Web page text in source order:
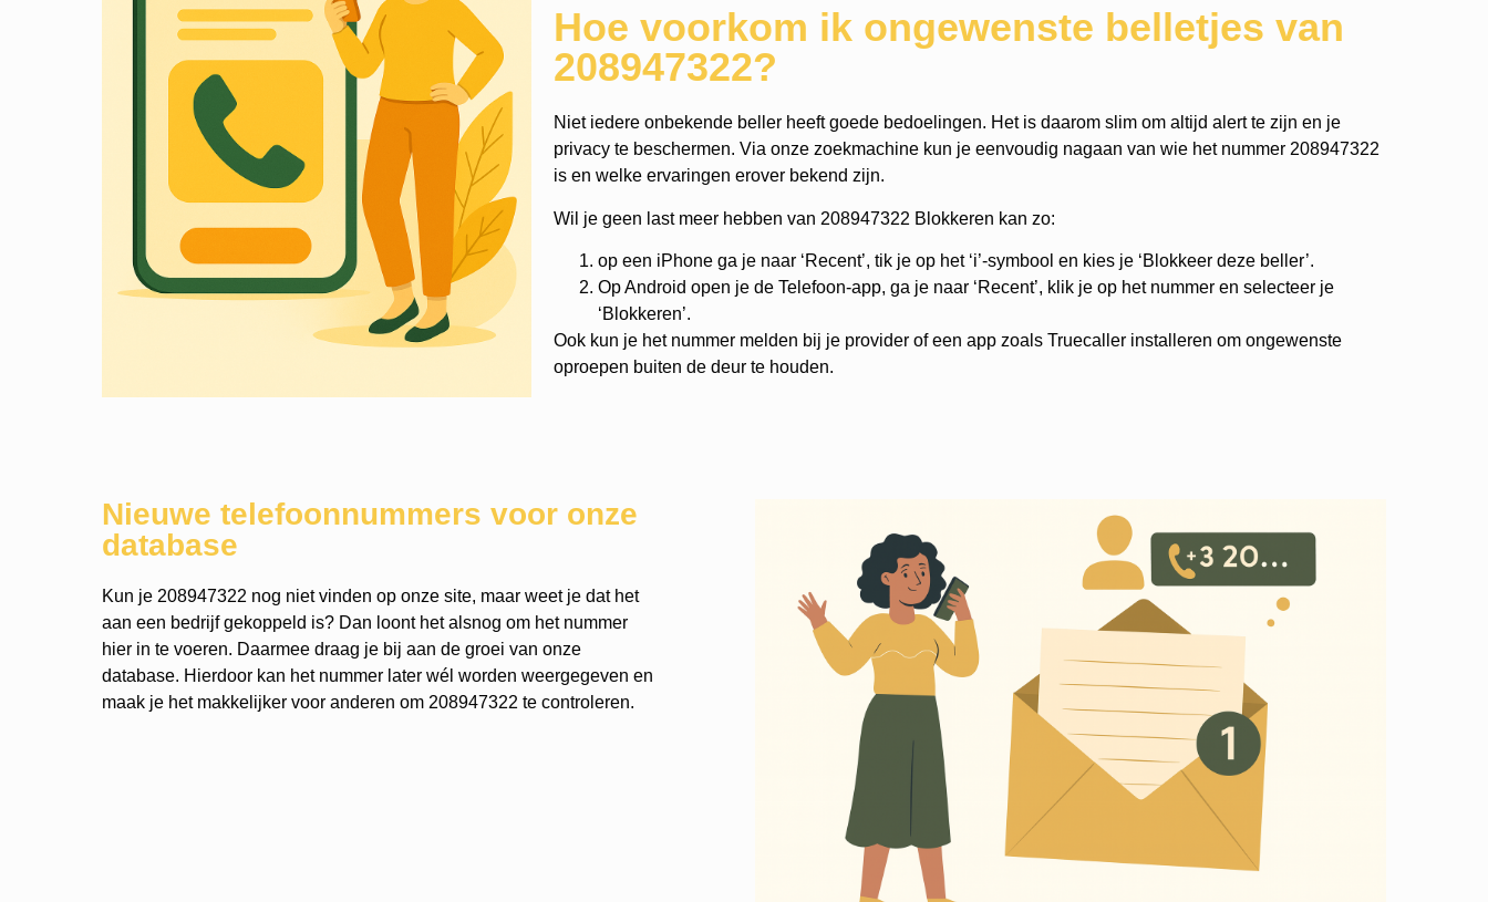
Hoe voorkom ik ongewenste belletjes van
208947322?
Niet iedere onbekende beller heeft goede bedoelingen. Het is daarom slim om altijd alert te zijn en je
privacy te beschermen. Via onze zoekmachine kun je eenvoudig nagaan van wie het nummer 208947322
is en welke ervaringen erover bekend zijn.
Wil je geen last meer hebben van 208947322 Blokkeren kan zo:
op een iPhone ga je naar ‘Recent’, tik je op het ‘i’-symbool en kies je ‘Blokkeer deze beller’.
Op Android open je de Telefoon-app, ga je naar ‘Recent’, klik je op het nummer en selecteer je
‘Blokkeren’.
Ook kun je het nummer melden bij je provider of een app zoals Truecaller installeren om ongewenste
oproepen buiten de deur te houden.
Nieuwe telefoonnummers voor onze
database
Kun je 208947322 nog niet vinden op onze site, maar weet je dat het
aan een bedrijf gekoppeld is? Dan loont het alsnog om het nummer
hier in te voeren. Daarmee draag je bij aan de groei van onze
database. Hierdoor kan het nummer later wél worden weergegeven en
maak je het makkelijker voor anderen om 208947322 te controleren.